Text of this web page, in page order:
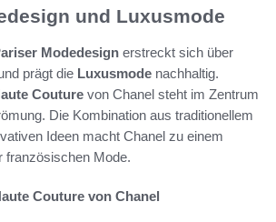
und Luxusmode
Modedesign erstreckt sich über
prägt die Luxusmode nachhaltig.
Couture von Chanel steht im Zentrum
Die Kombination aus traditionellem
Ideen macht Chanel zu einem
französischen Mode.
Couture von Chanel